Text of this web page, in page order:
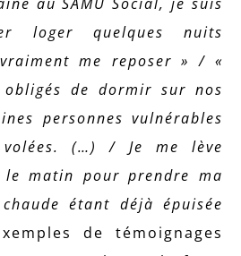
loger quelques nuits
me reposer » / «
obligés de dormir sur nos
personnes vulnérables
volées. (…) / Je me lève
matin pour prendre ma
étant déjà épuisée
de témoignages